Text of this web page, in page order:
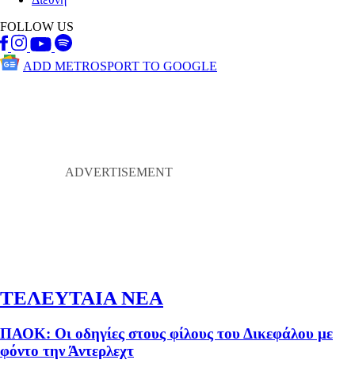
FOLLOW US
ADD METROSPORT TO GOOGLE
ΤΕΛΕΥΤΑΙΑ ΝΕΑ
ΠΑΟΚ: Οι οδηγίες στους φίλους του Δικεφάλου με
φόντο την Άντερλεχτ